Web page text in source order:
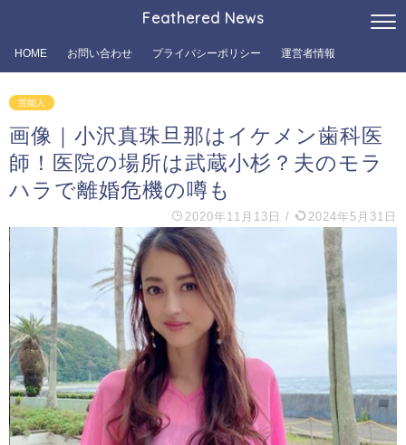
Feathered News
HOME お問い合わせ プライバシーポリシー 運営者情報
芸能人
画像｜小沢真珠旦那はイケメン歯科医
師！医院の場所は武蔵小杉？夫のモラ
ハラで離婚危機の噂も
2020年11月13日 / 2024年5月31日